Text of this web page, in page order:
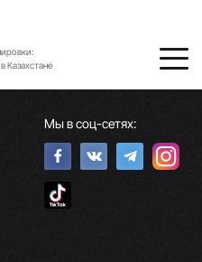
Казахстане
Мы в соц-сетях: